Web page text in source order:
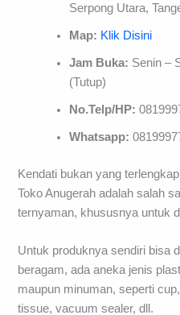
Serpong Utara,
Map: Klik Disini
Jam Buka: Senin –
(Tutup)
No.Telp/HP:
Whatsapp:
Kendati bukan yang
Toko Anugerah adalah salah
ternyaman, khususnya untuk
Untuk produknya sendiri bisa
beragam, ada aneka jenis
maupun minuman, seperti
tissue, vacuum sealer, dll.